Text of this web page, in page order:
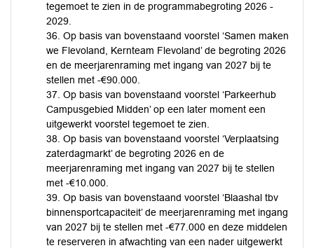
tegemoet te zien in de programmabegroting 2026 -
2029.
36. Op basis van bovenstaand voorstel ‘Samen maken
we Flevoland, Kernteam Flevoland’ de begroting 2026
en de meerjarenraming met ingang van 2027 bij te
stellen met -€90.000.
37. Op basis van bovenstaand voorstel ‘Parkeerhub
Campusgebied Midden’ op een later moment een
uitgewerkt voorstel tegemoet te zien.
38. Op basis van bovenstaand voorstel ‘Verplaatsing
zaterdagmarkt’ de begroting 2026 en de
meerjarenraming met ingang van 2027 bij te stellen
met -€10.000.
39. Op basis van bovenstaand voorstel ‘Blaashal tbv
binnensportcapaciteit’ de meerjarenraming met ingang
van 2027 bij te stellen met -€77.000 en deze middelen
te reserveren in afwachting van een nader uitgewerkt